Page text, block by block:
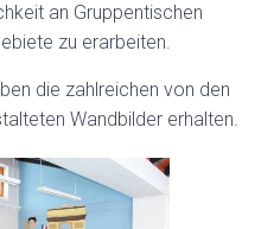
an Gruppentischen
zu erarbeiten.
die zahlreichen von den
Wandbilder erhalten.